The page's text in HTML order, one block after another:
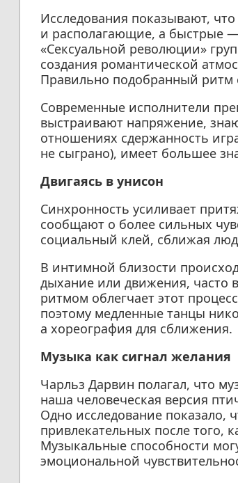
Исследования показывают,
и располагающие, а быстрые
«Сексуальной революции»
создания романтической
Правильно подобранный ритм
Современные исполнители
выстраивают напряжение,
отношениях сдержанность
не сыграно), имеет большее
Двигаясь в унисон
Синхронность усиливает
сообщают о более сильных
социальный клей, сближая
В интимной близости
дыхание или движения, часто
ритмом облегчает этот
поэтому медленные танцы
а хореография для сближения.
Музыка как сигнал желания
Чарльз Дарвин полагал, что
наша человеческая версия
Одно исследование
привлекательных после того,
Музыкальные способности
эмоциональной